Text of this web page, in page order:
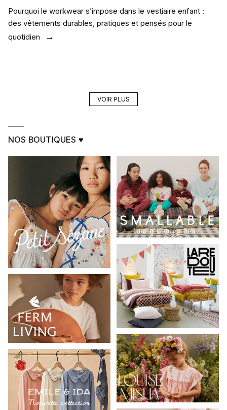
Pourquoi le workwear s’impose dans le vestiaire enfant :
des vêtements durables, pratiques et pensés pour le
quotidien
VOIR PLUS
NOS BOUTIQUES ♥